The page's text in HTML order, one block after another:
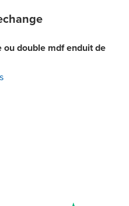
double mdf enduit de